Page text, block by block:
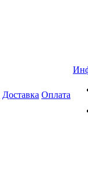
Доставка Оплата